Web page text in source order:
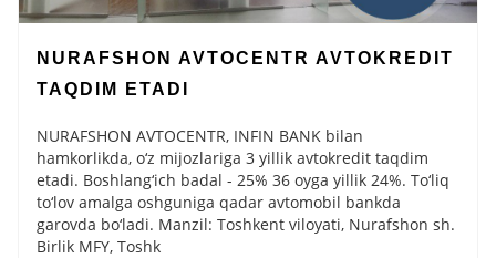
NURAFSHON AVTOCENTR AVTOKREDIT
TAQDIM ETADI
NURAFSHON AVTOCENTR, INFIN BANK bilan
hamkorlikda, o‘z mijozlariga 3 yillik avtokredit taqdim
etadi. Boshlang‘ich badal - 25% 36 oyga yillik 24%. To‘liq
to‘lov amalga oshguniga qadar avtomobil bankda
garovda bo‘ladi. Manzil: Toshkent viloyati, Nurafshon sh.
Birlik MFY, Toshk